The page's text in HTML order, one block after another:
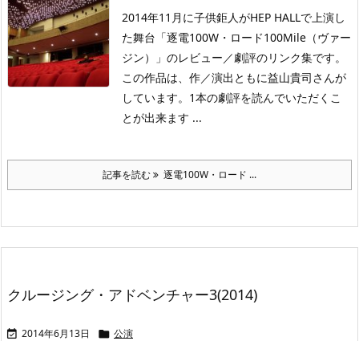
2014年11月に子供鉅人がHEP HALLで上演し
た舞台「逐電100W・ロード100Mile（ヴァー
ジン）」のレビュー／劇評のリンク集です。
この作品は、作／演出ともに益山貴司さんが
しています。1本の劇評を読んでいただくこ
とが出来ます ...
記事を読む 逐電100W・ロード ...
クルージング・アドベンチャー3(2014)
 2014年6月13日  公演